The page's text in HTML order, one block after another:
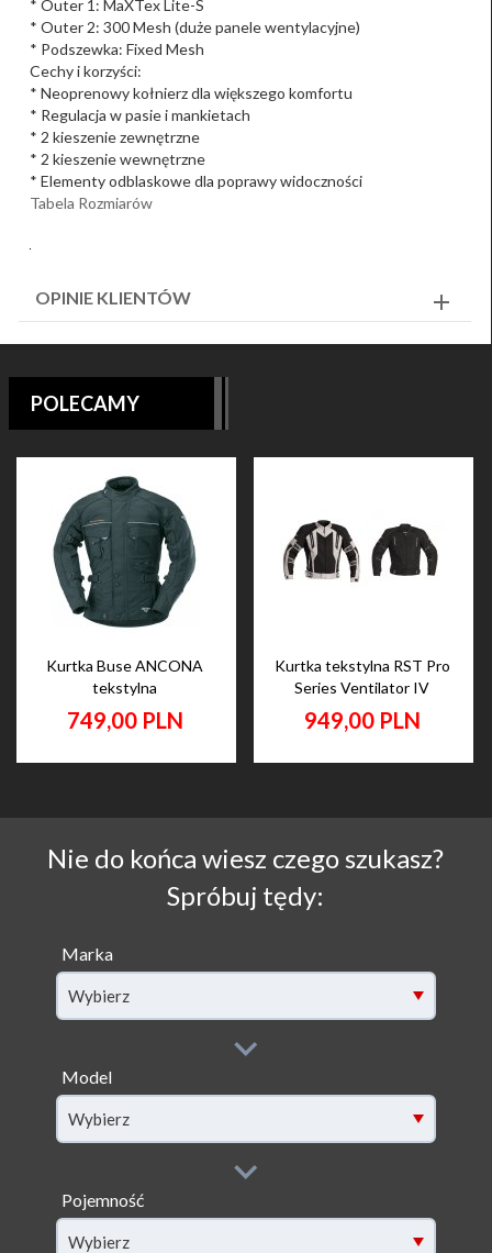
* Outer 1: MaXTex Lite-S
* Outer 2: 300 Mesh (duże panele wentylacyjne)
* Podszewka: Fixed Mesh
Cechy i korzyści:
* Neoprenowy kołnierz dla większego komfortu
* Regulacja w pasie i mankietach
* 2 kieszenie zewnętrzne
* 2 kieszenie wewnętrzne
* Elementy odblaskowe dla poprawy widoczności
Tabela Rozmiarów
OPINIE KLIENTÓW
POLECAMY
Kurtka Buse ANCONA
tekstylna
749,00 PLN
Kurtka tekstylna RST Pro
Series Ventilator IV
949,00 PLN
Nie do końca wiesz czego szukasz?
Spróbuj tędy:
Marka
Wybierz
Model
filter[model]
Wybierz
Pojemność
filter[capacity]
Wybierz